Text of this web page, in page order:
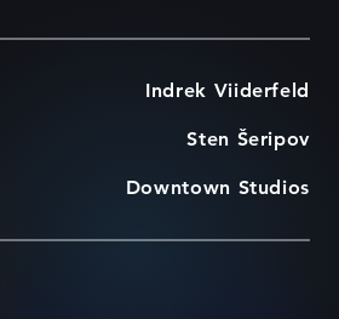
Indrek Viiderfeld
Sten Šeripov
Downtown Studios